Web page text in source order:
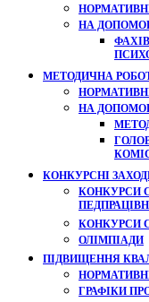
НА
МЕТОДИЧНА
НА
КОНКУРСНІ
КОНКУРСИ
КОНКУРСИ
ОЛІМПІАДИ
ПІДВИЩЕННЯ
ГРАФІКИ